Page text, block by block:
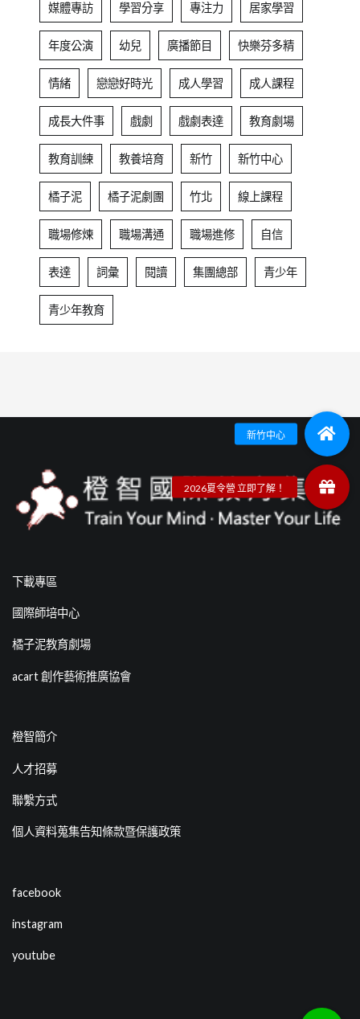
媒體專訪 學習分享 專注力 居家學習
年度公演 幼兒 廣播節目 快樂芬多精
情緒 戀戀好時光 成人學習 成人課程
成長大件事 戲劇 戲劇表達 教育劇場
教育訓練 教養培育 新竹 新竹中心
橘子泥 橘子泥劇團 竹北 線上課程
職場修煉 職場溝通 職場進修 自信
表達 詞彙 閱讀 集團總部 青少年
青少年教育
下載專區
國際師培中心
橘子泥教育劇場
acart 創作藝術推廣協會
橙智簡介
人才招募
聯繫方式
個人資料蒐集告知條款暨保護政策
facebook
instagram
youtube